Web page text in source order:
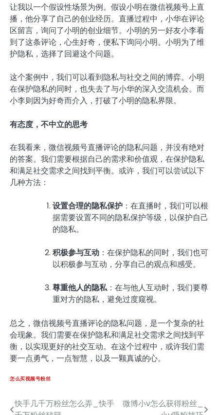
让我以一个假设性场景为例。假设小明在微信视频号上直
播，他分享了自己的创业经历。直播过程中，小华在评论
区留言，询问了小明的创业细节。小明的另一好友小李看
到了这条评论，心生好奇，便私下询问小明。小明为了维
护隐私，选择了回避这个问题。
这个案例中，我们可以看到隐私与社交之间的博弈。小明
在保护隐私的同时，也失去了与小华的深入交流机会。而
小李则因为好奇而介入，打破了小明的隐私界限。
有态度，不中立的思考
在我看来，微信视频号直播评论的隐私问题，并没有绝对
的答案。我们需要根据自己的需求和价值观，在保护隐私
和满足社交需求之间找到平衡。或许，我们可以尝试以下
几种方法：
设置合理的隐私保护 ：在直播时，我们可以根
据需要设置不同的隐私保护等级，以保护自己
的隐私。
积极参与互动 ：在保护隐私的同时，我们也可
以积极参与互动，分享自己的观点和感受。
尊重他人的隐私：在与他人互动时，我们要尊
重对方的隐私，避免过度窥视。
总之，微信视频号直播评论的隐私问题，是一个复杂的社
会现象。我们需要在保护隐私和满足社交需求之间找到平
衡，以实现更好的社交互动。在这个过程中，或许我们需
要一点勇气，一点智慧，以及一颗真诚的心。
怎么买视频号粉丝
文快手几千万粉丝怎么弄_快手
微博小v怎么获得粉丝_